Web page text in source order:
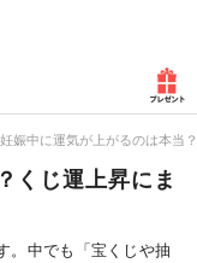
妊娠中に運気が上がるのは本当
くじ運上昇にま
。中でも「宝くじや抽